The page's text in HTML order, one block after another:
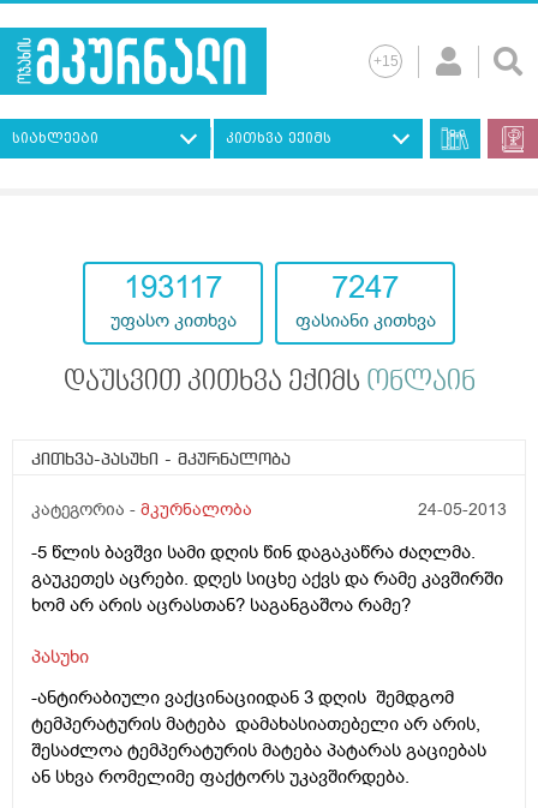
სიახლეები კითხვა ექიმს
193117
უფასო კითხვა
7247
ფასიანი კითხვა
დაუსვით კითხვა ექიმს ონლაინ
კითხვა-პასუხი - მკურნალობა
კატეგორია - მკურნალობა 24-05-2013
-5 წლის ბავშვი სამი დღის წინ დაგაკაწრა ძაღლმა.
გაუკეთეს აცრები. დღეს სიცხე აქვს და რამე კავშირში
ხომ არ არის აცრასთან? საგანგაშოა რამე?
პასუხი
-ანტირაბიული ვაქცინაციიდან 3 დღის შემდგომ
ტემპერატურის მატება დამახასიათებელი არ არის,
შესაძლოა ტემპერატურის მატება პატარას გაციებას
ან სხვა რომელიმე ფაქტორს უკავშირდება.